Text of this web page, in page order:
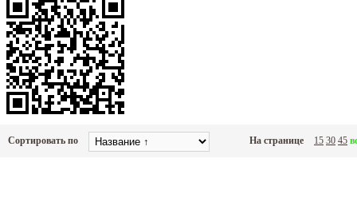
Сортировать по На странице 15 30 45